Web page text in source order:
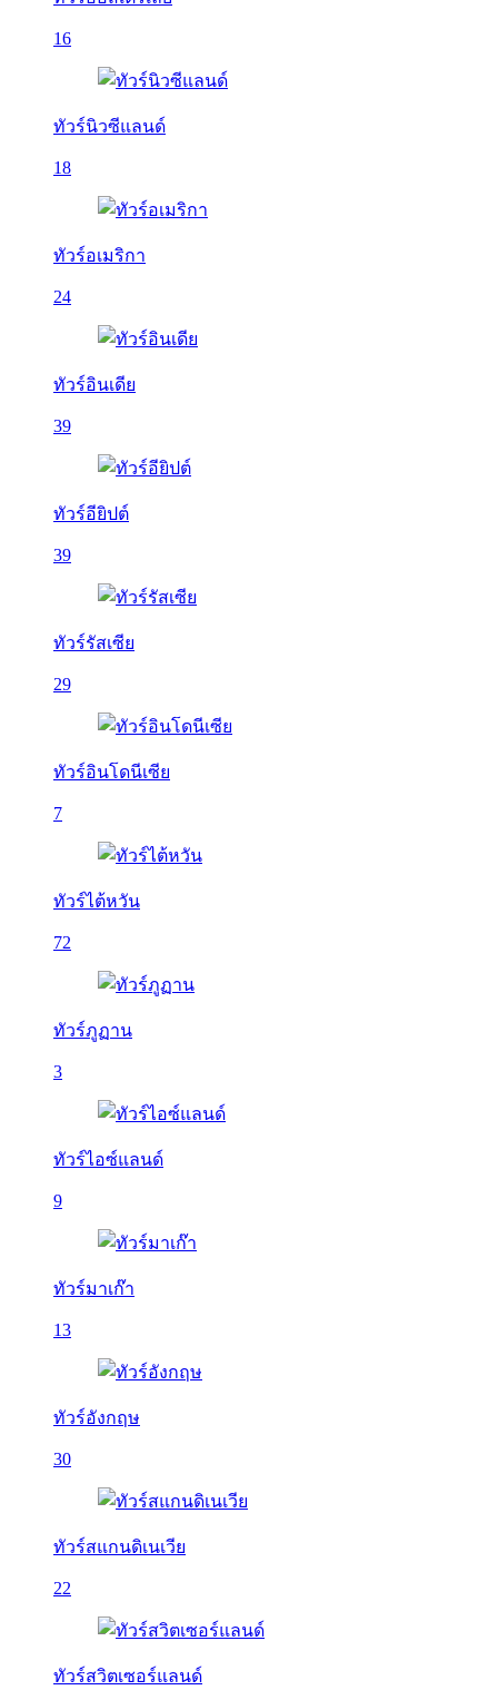
16
ทัวร์นิวซีแลนด์
18
ทัวร์อเมริกา
24
ทัวร์อินเดีย
39
ทัวร์อียิปต์
39
ทัวร์รัสเซีย
29
ทัวร์อินโดนีเซีย
7
ทัวร์ไต้หวัน
72
ทัวร์ภูฏาน
3
ทัวร์ไอซ์แลนด์
9
ทัวร์มาเก๊า
13
ทัวร์อังกฤษ
30
ทัวร์สแกนดิเนเวีย
22
ทัวร์สวิตเซอร์แลนด์